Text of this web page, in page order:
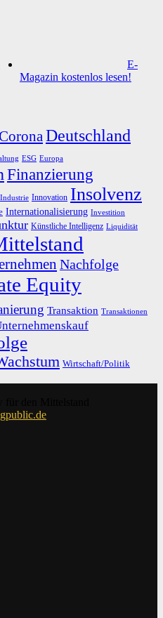
E-
Magazin kostenlos lesen!
Deutschland
ESG Europa
Finanzierung
Industrie Innovation Insolvenz
Internationalisierung Investition
Künstliche Intelligenz Liquidität
Nachfolge
Equity
Transaktion Transaktionen
Wirtschaft/Politik